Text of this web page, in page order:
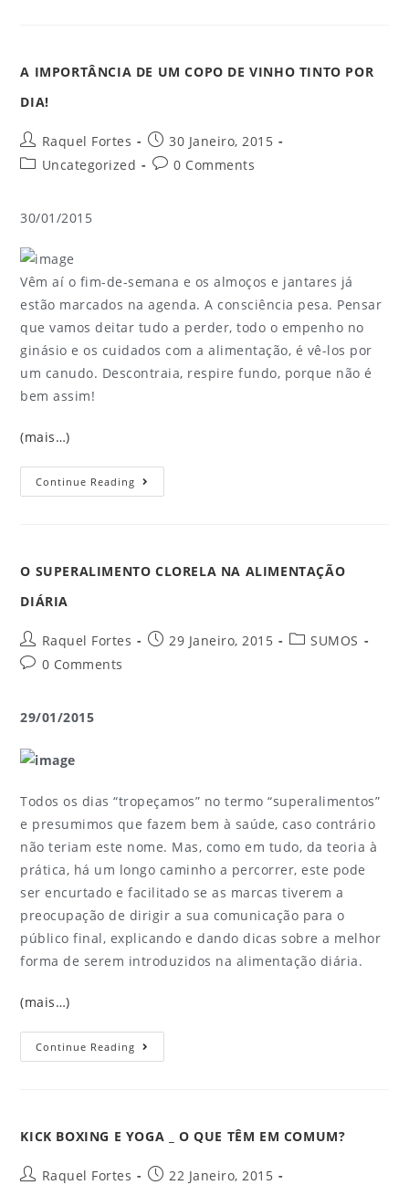
A IMPORTÂNCIA DE UM COPO DE VINHO TINTO POR
DIA!
Raquel Fortes
30 Janeiro, 2015
Uncategorized
0 Comments
30/01/2015
Vêm aí o fim-de-semana e os almoços e jantares já
estão marcados na agenda. A consciência pesa. Pensar
que vamos deitar tudo a perder, todo o empenho no
ginásio e os cuidados com a alimentação, é vê-los por
um canudo. Descontraia, respire fundo, porque não é
bem assim!
(mais…)
Continue Reading
O SUPERALIMENTO CLORELA NA ALIMENTAÇÃO
DIÁRIA
Raquel Fortes 29 Janeiro, 2015
SUMOS
0 Comments
29/01/2015
Todos os dias “tropeçamos” no termo “superalimentos”
e presumimos que fazem bem à saúde, caso contrário
não teriam este nome. Mas, como em tudo, da teoria à
prática, há um longo caminho a percorrer, este pode
ser encurtado e facilitado se as marcas tiverem a
preocupação de dirigir a sua comunicação para o
público final, explicando e dando dicas sobre a melhor
forma de serem introduzidos na alimentação diária.
(mais…)
Continue Reading
KICK BOXING E YOGA _ O QUE TÊM EM COMUM?
Raquel Fortes
22 Janeiro, 2015